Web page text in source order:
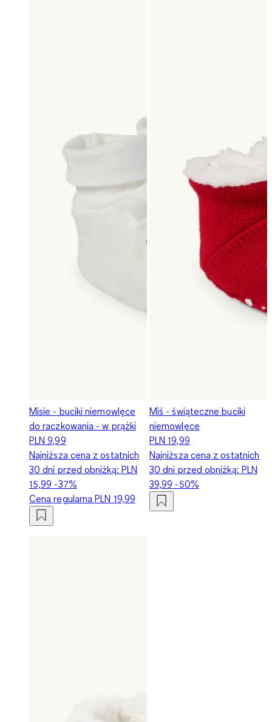
Misie - buciki niemowlęce
do raczkowania - w prążki
PLN 9,99
Najniższa cena z ostatnich
30 dni przed obniżką: PLN
15,99 -37%
Cena regularnaPLN 19,99
Miś - świąteczne buciki
niemowlęce
PLN 19,99
Najniższa cena z ostatnich
30 dni przed obniżką: PLN
39,99 -50%